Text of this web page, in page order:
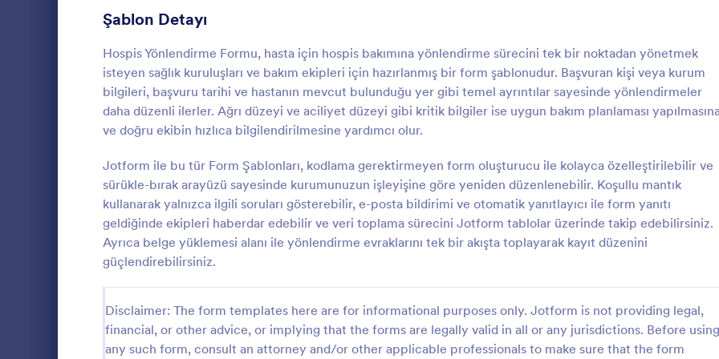
Şablon Detayı
Hospis Yönlendirme Formu, hasta için hospis bakımına yönlendirme sürecini tek bir noktadan yönetmek
isteyen sağlık kuruluşları ve bakım ekipleri için hazırlanmış bir form şablonudur. Başvuran kişi veya kurum
bilgileri, başvuru tarihi ve hastanın mevcut bulunduğu yer gibi temel ayrıntılar sayesinde yönlendirmeler
daha düzenli ilerler. Ağrı düzeyi ve aciliyet düzeyi gibi kritik bilgiler ise uygun bakım planlaması
ve doğru ekibin hızlıca bilgilendirilmesine yardımcı olur.
Jotform ile bu tür Form Şablonları, kodlama gerektirmeyen form oluşturucu ile kolayca özelleştirilebilir ve
sürükle-bırak arayüzü sayesinde kurumunuzun işleyişine göre yeniden düzenlenebilir. Koşullu mantık
kullanarak yalnızca ilgili soruları gösterebilir, e-posta bildirimi ve otomatik yanıtlayıcı ile form yanıtı
geldiğinde ekipleri haberdar edebilir ve veri toplama sürecini Jotform tablolar üzerinde takip edebilirsiniz.
Ayrıca belge yüklemesi alanı ile yönlendirme evraklarını tek bir akışta toplayarak kayıt düzenini
güçlendirebilirsiniz.
Disclaimer: The form templates here are for informational purposes only. Jotform is not providing legal,
financial, or other advice, or implying that the forms are legally valid in all or any jurisdictions. Before using
any such form, consult an attorney and/or other applicable professionals to make sure that the form
Hospis Tıbbi Ekipman Sipariş Formu, evde
bakım için tıbbi ekipman taleplerini, teslimat
planını ve onay sürecini tek yerden
toplamak isteyen hospis ve bakım ekiplerine
yardımcı olur.
Go to Category:
Sipariş Formları
:
Hospis Ruhsal Değerlendirme
ve palyatif bakım ekiplerinin
manevi ihtiyaçlarını tutarlı biçimde
değerlendirmesine ve Jotform
düzenli veri toplamasına
Go to Category:
Bakımevi Formları
Oyun Formları
Sağlık Formları
Koronavirüs Yanıt Formları 70
Bilgilendirilmiş Onam Formları 63
Tıbbi Onam Formları 53
Mental Health Forms
Sağlık Anketleri 32
Hasta Kayıt Formu Şablonları 22
Healthcare Assessment Forms 21